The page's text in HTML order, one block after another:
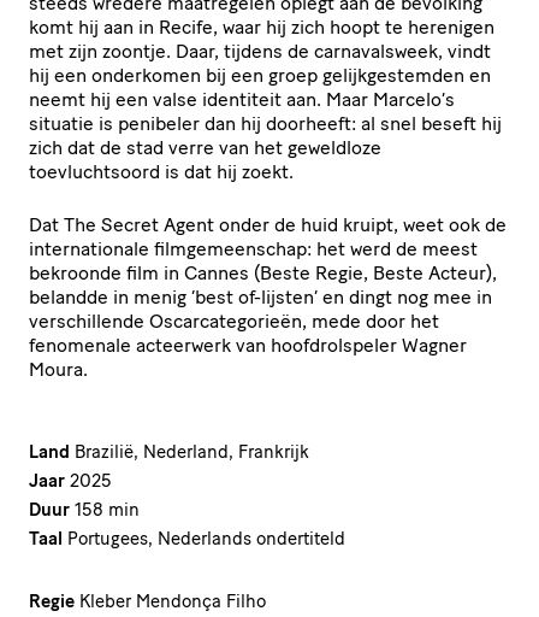
komt hij aan in Recife, waar hij zich hoopt te herenigen
met zijn zoontje. Daar, tijdens de carnavalsweek, vindt
hij een onderkomen bij een groep gelijkgestemden en
neemt hij een valse identiteit aan. Maar Marcelo’s
situatie is penibeler dan hij doorheeft: al snel beseft hij
zich dat de stad verre van het geweldloze
toevluchtsoord is dat hij zoekt.
Dat The Secret Agent onder de huid kruipt, weet ook de
internationale filmgemeenschap: het werd de meest
bekroonde film in Cannes (Beste Regie, Beste Acteur),
belandde in menig ‘best of-lijsten’ en dingt nog mee in
verschillende Oscarcategorieën, mede door het
fenomenale acteerwerk van hoofdrolspeler Wagner
Moura.
Land Brazilië, Nederland, Frankrijk
Jaar 2025
Duur 158 min
Taal Portugees, Nederlands ondertiteld
Regie Kleber Mendonça Filho